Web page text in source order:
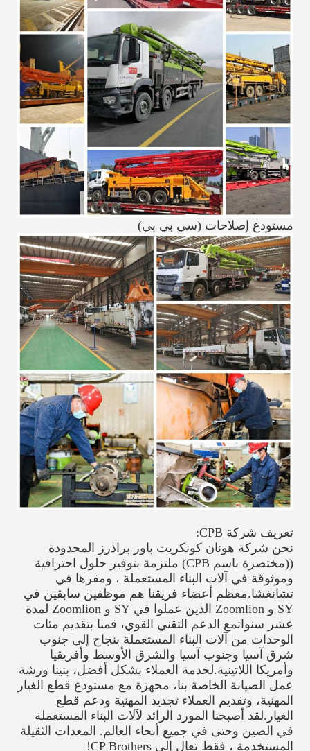
مستودع إصلاحات (سي بي بي)
تعريف شركة CPB:
نحن شركة هونان كونكريت باور براذرز المحدودة
((مختصرة باسم CPB) ملتزمة بتوفير حلول احترافية
وموثوقة في آلات البناء المستعملة ، ومقرها في
تشانغشا.معظم أعضاء فريقنا هم موظفين سابقين في
SY و Zoomlion الذين عملوا في SY و Zoomlion لمدة
عشر سنواتمع الدعم التقني القوي، قمنا بتقديم مئات
الوحدات من آلات البناء المستعملة بنجاح إلى جنوب
شرق آسيا وجنوب آسيا والشرق الأوسط وأفريقيا
وأمريكا اللاتينية.لخدمة العملاء بشكل أفضل، بنينا ورشة
عمل الصيانة الخاصة بنا، مجهزة مع مستودع قطع الغيار
المهنية، وتقديم العملاء تجديد المهنية ودعم قطع
الغيار.لقد أصبحنا المورد الرائد لآلات البناء المستعملة
في الصين وحتى في جميع أنحاء العالم. المعدات الثقيلة
المستخدمة ، فقط تعال إلى CP Brothers!